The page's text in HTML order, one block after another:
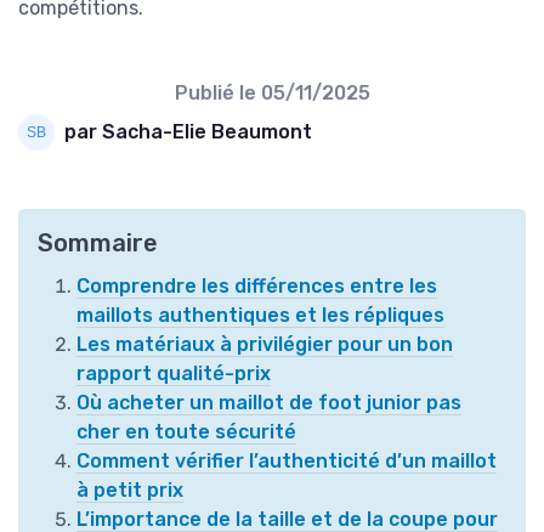
compétitions.
Publié le 05/11/2025
par Sacha-Elie Beaumont
Sommaire
Comprendre les différences entre les
maillots authentiques et les répliques
Les matériaux à privilégier pour un bon
rapport qualité-prix
Où acheter un maillot de foot junior pas
cher en toute sécurité
Comment vérifier l’authenticité d’un maillot
à petit prix
L’importance de la taille et de la coupe pour